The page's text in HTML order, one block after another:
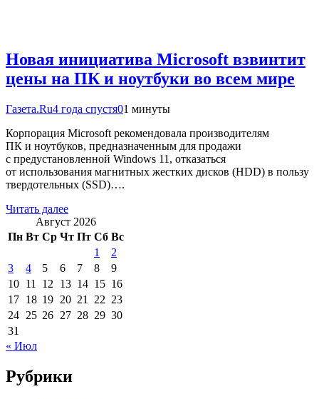
Новая инициатива Microsoft взвинтит
цены на ПК и ноутбуки во всем мире
Газета.Ru4 года спустя01 минуты
Корпорация Microsoft рекомендовала производителям
ПК и ноутбуков, предназначенным для продажи
с предустановленной Windows 11, отказаться
от использования магнитных жестких дисков (HDD) в пользу
твердотельных (SSD)….
Читать далее
Август 2026
Пн Вт Ср Чт Пт Сб Вс
1
2
3
4 5 6 7 8
9
10 11 12 13 14 15 16
17 18 19 20 21 22 23
24 25 26 27 28 29 30
31
« Июл
Рубрики